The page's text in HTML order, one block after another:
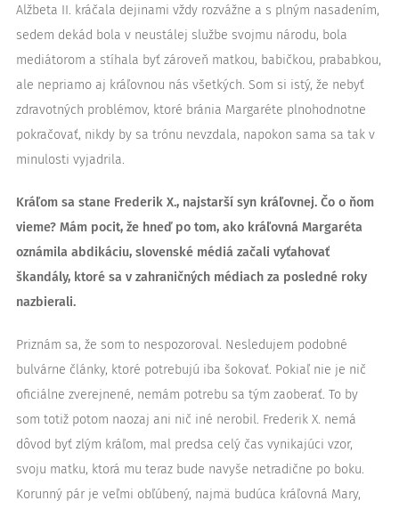
Alžbeta II. kráčala dejinami vždy rozvážne a s plným nasadením,
sedem dekád bola v neustálej službe svojmu národu, bola
mediátorom a stíhala byť zároveň matkou, babičkou, prababkou,
ale nepriamo aj kráľovnou nás všetkých. Som si istý, že nebyť
zdravotných problémov, ktoré bránia Margaréte plnohodnotne
pokračovať, nikdy by sa trónu nevzdala, napokon sama sa tak v
minulosti vyjadrila.
Kráľom sa stane Frederik X., najstarší syn kráľovnej. Čo o ňom
vieme? Mám pocit, že hneď po tom, ako kráľovná Margaréta
oznámila abdikáciu, slovenské médiá začali vyťahovať
škandály, ktoré sa v zahraničných médiach za posledné roky
nazbierali.
Priznám sa, že som to nespozoroval. Nesledujem podobné
bulvárne články, ktoré potrebujú iba šokovať. Pokiaľ nie je nič
oficiálne zverejnené, nemám potrebu sa tým zaoberať. To by
som totiž potom naozaj ani nič iné nerobil. Frederik X. nemá
dôvod byť zlým kráľom, mal predsa celý čas vynikajúci vzor,
svoju matku, ktorá mu teraz bude navyše netradične po boku.
Korunný pár je veľmi obľúbený, najmä budúca kráľovná Mary,